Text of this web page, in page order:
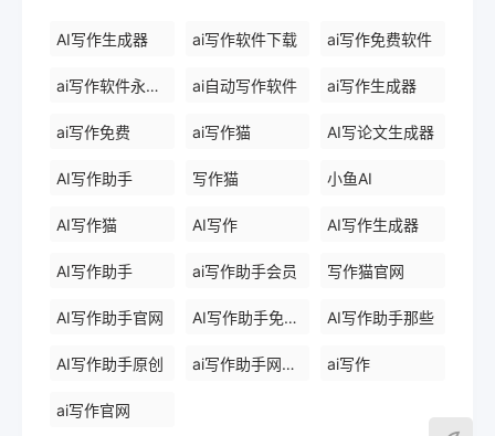
AI写作生成器 ai写作软件下载 ai写作免费软件
ai写作软件永久免费版 ai自动写作软件 ai写作生成器
ai写作免费 ai写作猫 AI写论文生成器
AI写作助手 写作猫 小鱼AI
AI写作猫 AI写作 AI写作生成器
AI写作助手 ai写作助手会员 写作猫官网
AI写作助手官网 AI写作助手免费版 AI写作助手那些
AI写作助手原创 ai写作助手网页版 ai写作
ai写作官网